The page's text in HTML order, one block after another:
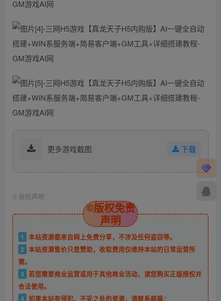
更多游戏截图 下载
© 版权声明
©版权免责
声明
1
本站资源都来自网上免费分享，不涉及任何盗窃等。
2 本站资源售价只是赞助，收取费用仅维持本站的日常运营所
需。
3 若您需要商业运营或用于其他商业活动，请您购买正版授权并
合法使用。
4 如果本站有侵犯、不妥之处的资源，请联系邮箱：